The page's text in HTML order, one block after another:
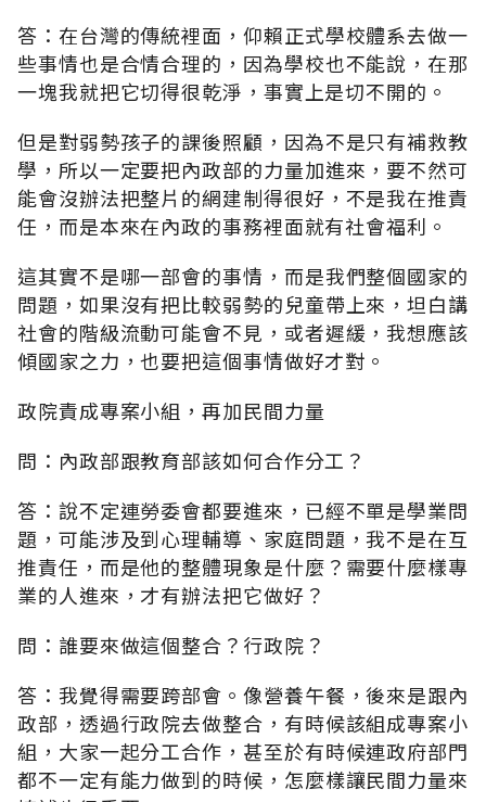
答：在台灣的傳統裡面，仰賴正式學校體系去做一
些事情也是合情合理的，因為學校也不能說，在那
一塊我就把它切得很乾淨，事實上是切不開的。
但是對弱勢孩子的課後照顧，因為不是只有補救教
學，所以一定要把內政部的力量加進來，要不然可
能會沒辦法把整片的網建制得很好，不是我在推責
任，而是本來在內政的事務裡面就有社會福利。
這其實不是哪一部會的事情，而是我們整個國家的
問題，如果沒有把比較弱勢的兒童帶上來，坦白講
社會的階級流動可能會不見，或者遲緩，我想應該
傾國家之力，也要把這個事情做好才對。
政院責成專案小組，再加民間力量
問：內政部跟教育部該如何合作分工？
答：說不定連勞委會都要進來，已經不單是學業問
題，可能涉及到心理輔導、家庭問題，我不是在互
推責任，而是他的整體現象是什麼？需要什麼樣專
業的人進來，才有辦法把它做好？
問：誰要來做這個整合？行政院？
答：我覺得需要跨部會。像營養午餐，後來是跟內
政部，透過行政院去做整合，有時候該組成專案小
組，大家一起分工合作，甚至於有時候連政府部門
都不一定有能力做到的時候，怎麼樣讓民間力量來